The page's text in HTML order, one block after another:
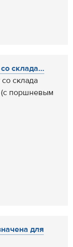
склада...
склада
(с поршневым
для